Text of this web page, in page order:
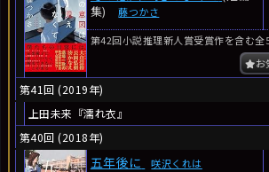
集)
藤つかさ
第42回小説推理新人賞受賞作を含む全
お
第41回 (2019年)
上田未来『濡れ衣』
第40回 (2018年)
五年後に 咲沢くれは